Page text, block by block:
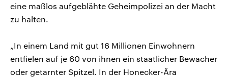
eine maßlos aufgeblähte Geheimpolizei an der Macht
zu halten.
„In einem Land mit gut 16 Millionen Einwohnern
entfielen auf je 60 von ihnen ein staatlicher Bewacher
oder getarnter Spitzel. In der Honecker-Ära